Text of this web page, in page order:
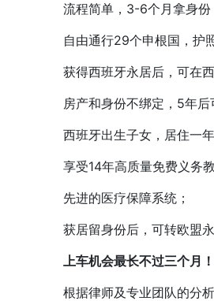
流程简单，3-6个月拿身份
自由通行29个申根国，护照
获得西班牙永居后，可在西
房产和身份不绑定，5年后
西班牙出生子女，居住一年
享受14年高质量免费义务教
先进的医疗保障系统；
获居留身份后，可转欧盟永
上车机会最长不过三个月！
根据律师及专业团队的分析